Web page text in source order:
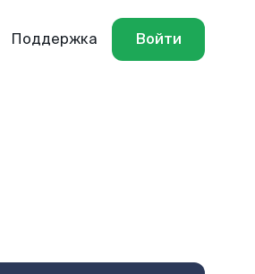
Поддержка Войти